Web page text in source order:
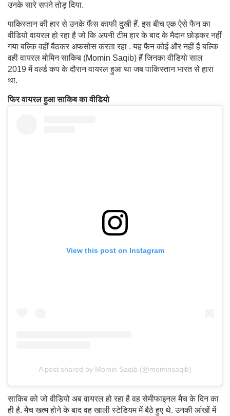
उनके सारे सपने तोड़ दिया.
पाकिस्तान की हार से उनके फैंस काफी दुखी हैं. इस बीच एक ऐसे फैन का
वीडियो वायरल हो रहा है जो कि अपनी टीम हार के बाद के मैदान छोड़कर नहीं
गया बल्कि वहीं बैठकर अफसोस करता रहा . यह फैन कोई और नहीं है बल्कि
वही वायरल मोमिन साकिब (Momin Saqib) हैं जिनका वीडियो साल
2019 में वर्ल्ड कप के दौरान वायरल हुआ था जब पाकिस्तान भारत से हारा
था.
फिर वायरल हुआ साकिब का वीडियो
View this post on Instagram
A post shared by Momin Saqib (@mominsaqib)
साकिब को जो वीडियो अब वायरल हो रहा है वह सेमीफाइनल मैच के दिन का
ही है. मैच खत्म होने के बाद वह खाली स्टेडियम में बैठे हुए थे. उनकी आंखों में